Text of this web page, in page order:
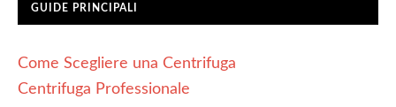
GUIDE PRINCIPALI
Come Scegliere una Centrifuga
Centrifuga Professionale